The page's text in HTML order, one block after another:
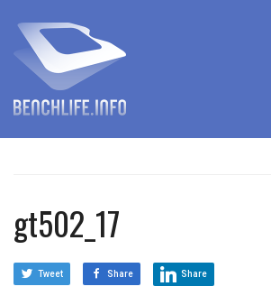
gt502_17
Tweet Share Share